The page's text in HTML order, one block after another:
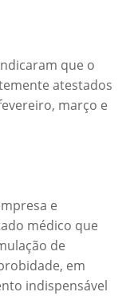
que o
atestados
março e
e
médico que
de
em
indispensável